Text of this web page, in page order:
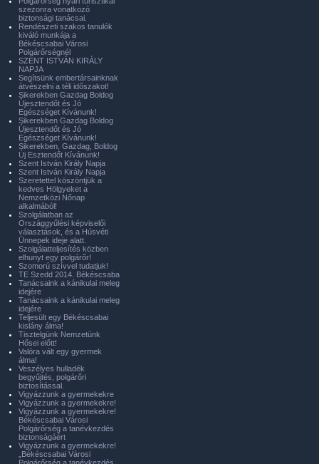
szezonra vonatkozó
biztonsági tanácsai.
Rendészeti szakos tanulók
kiváló munkája a
Békéscsabai Városi
Polgárőrségnél
SZENT ISTVÁN KIRÁLY
NAPJA
Segítsünk embertársainknak
átvészelni a téli időszakot!
Sikerekben Gazdag Boldog
Újesztendőt és Jó
Egészséget Kívánunk!
Sikerekben Gazdag Boldog
Újesztendőt és Jó
Egészséget Kívánunk!
Sikerekben, Gazdag, Boldog
Új Esztendőt Kívánunk!
Szent István Király Napja
Szent István Király Napja
Szeretettel köszöntjük a
kedves Hölgyeket a
Nemzetközi Nőnap
alkalmából!
Szolgálatban az
Országgyűlési képviselői
választások, és a Húsvéti
Ünnepek ideje alatt.
Szolgálatteljesítés közben
elhunyt egy polgárőr!
Szomorú szívvel tudatjuk!
TE Szedd 2014. Békéscsaba
Tanácsaink a kánikulai meleg
idejére
Tanácsaink a kánikulai meleg
idejére
Teljesült egy Békéscsabai
kislány álma!
Tisztelgünk Nemzetünk
Hősei előtt!
Valóra vált egy gyermek
álma!
Veszélyes hulladék
begyűjtés, polgárőri
biztosítással.
Vigyázzunk a gyermekekre
Vigyázzunk a gyermekekre!
Vigyázzunk a gyermekekre!
Békéscsabai Városi
Polgárőrség a tanévkezdés
biztonságáért
Vigyázzunk a gyermekekre!
„Békéscsabai Városi